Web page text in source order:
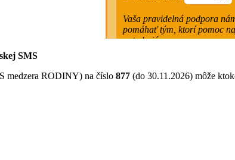
SMS
medzera RODINY) na číslo 877 (do 30.11.2026) môže